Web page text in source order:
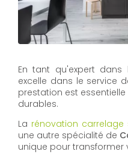
En tant qu'expert dans
excelle dans le service
prestation est
durables.
La rénovation
une autre spécialité de
unique pour transformer